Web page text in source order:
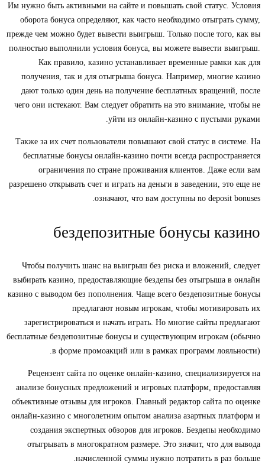
Им нужно быть активными на сайте и повышать свой статус. Условия
оборота бонуса определяют, как часто необходимо отыграть сумму,
прежде чем можно будет вывести выигрыш. Только после того, как вы
полностью выполнили условия бонуса, вы можете вывести выигрыш.
Как правило, казино устанавливает временные рамки как для
получения, так и для отыгрыша бонуса. Например, многие казино
дают только один день на получение бесплатных вращений, после
чего они истекают. Вам следует обратить на это внимание, чтобы не
уйти из онлайн-казино с пустыми руками.
Также за их счет пользователи повышают свой статус в системе. На
бесплатные бонусы онлайн-казино почти всегда распространяется
ограничения по стране проживания клиентов. Даже если вам
разрешено открывать счет и играть на деньги в заведении, это еще не
означают, что вам доступны no deposit bonuses.
бездепозитные бонусы казино
Чтобы получить шанс на выигрыш без риска и вложений, следует
выбирать казино, предоставляющие бездепы без отыгрыша в онлайн
казино с выводом без пополнения. Чаще всего бездепозитные бонусы
предлагают новым игрокам, чтобы мотивировать их
зарегистрироваться и начать играть. Но многие сайты предлагают
бесплатные бездепозитные бонусы и существующим игрокам (обычно
в форме промоакций или в рамках программ лояльности).
Рецензент сайта по оценке онлайн-казино, специализируется на
анализе бонусных предложений и игровых платформ, предоставляя
объективные отзывы для игроков. Главный редактор сайта по оценке
онлайн-казино с многолетним опытом анализа азартных платформ и
создания экспертных обзоров для игроков. Бездепы необходимо
отыгрывать в многократном размере. Это значит, что для вывода
начисленной суммы нужно потратить в раз больше.